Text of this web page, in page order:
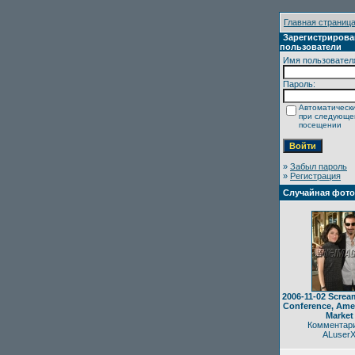
Главная страница
пользователи
Имя
Пароль:
при
посещении
» Забыл пароль
» Регистрация
Случайная
2006-11-02
Conference,
Market
ALuserX